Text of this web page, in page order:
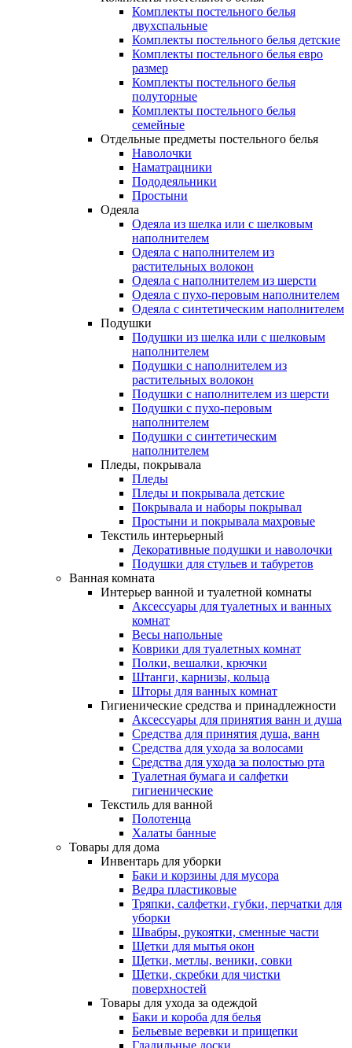
Комплекты постельного белья
двухспальные
Комплекты постельного белья детские
Комплекты постельного белья евро
размер
Комплекты постельного белья
полуторные
Комплекты постельного белья
семейные
Отдельные предметы постельного белья
Наволочки
Наматрацники
Пододеяльники
Простыни
Одеяла
Одеяла из шелка или с шелковым
наполнителем
Одеяла с наполнителем из
растительных волокон
Одеяла с наполнителем из шерсти
Одеяла с пухо-перовым наполнителем
Одеяла с синтетическим наполнителем
Подушки
Подушки из шелка или с шелковым
наполнителем
Подушки с наполнителем из
растительных волокон
Подушки с наполнителем из шерсти
Подушки с пухо-перовым
наполнителем
Подушки с синтетическим
наполнителем
Пледы, покрывала
Пледы
Пледы и покрывала детские
Покрывала и наборы покрывал
Простыни и покрывала махровые
Текстиль интерьерный
Декоративные подушки и наволочки
Подушки для стульев и табуретов
Ванная комната
Интерьер ванной и туалетной комнаты
Аксессуары для туалетных и ванных
комнат
Весы напольные
Коврики для туалетных комнат
Полки, вешалки, крючки
Штанги, карнизы, кольца
Шторы для ванных комнат
Гигиенические средства и принадлежности
Аксессуары для принятия ванн и душа
Средства для принятия душа, ванн
Средства для ухода за волосами
Средства для ухода за полостью рта
Туалетная бумага и салфетки
гигиенические
Текстиль для ванной
Полотенца
Халаты банные
Товары для дома
Инвентарь для уборки
Баки и корзины для мусора
Ведра пластиковые
Тряпки, салфетки, губки, перчатки для
уборки
Швабры, рукоятки, сменные части
Щетки для мытья окон
Щетки, метлы, веники, совки
Щетки, скребки для чистки
поверхностей
Товары для ухода за одеждой
Баки и короба для белья
Бельевые веревки и прищепки
Гладильные доски